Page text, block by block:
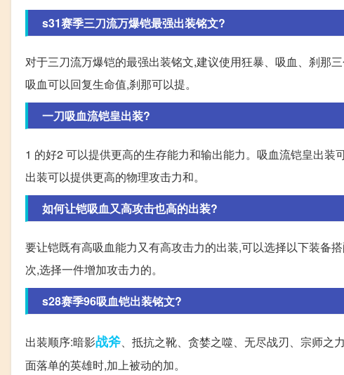
s31赛季三刀流万爆铠最强出装铭文?
对于三刀流万爆铠的最强出装铭文,建议使用狂暴、吸血、刹那
吸血可以回复生命值,刹那可以提。
一刀吸血流铠皇出装?
1 的好2 可以提供更高的生存能力和输出能力。吸血流铠皇出
出装可以提供更高的物理攻击力和。
如何让铠吸血又高攻击也高的出装?
要让铠既有高吸血能力又有高攻击力的出装,可以选择以下装备
次,选择一件增加攻击力的。
s28赛季96吸血铠出装铭文?
出装顺序:暗影战斧 、抵抗之靴、贪婪之噬、无尽战刃、宗师
面落单的英雄时,加上被动的加。